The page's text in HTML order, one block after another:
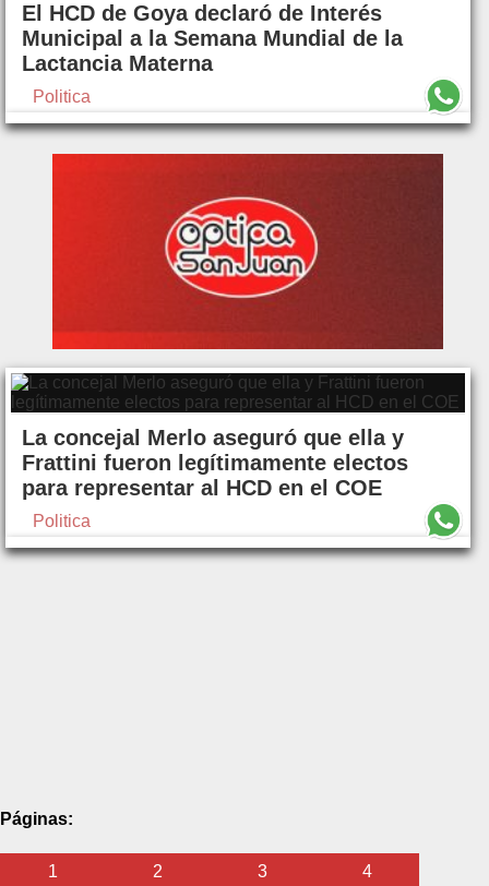
El HCD de Goya declaró de Interés
Municipal a la Semana Mundial de la
Lactancia Materna
Politica
La concejal Merlo aseguró que ella y
Frattini fueron legítimamente electos
para representar al HCD en el COE
Politica
Páginas:
1 2 3 4